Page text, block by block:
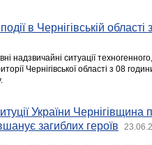
в Чернігівській
надзвичайні ситуації
Чернігівської області з 08
України
загиблих героїв